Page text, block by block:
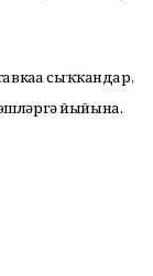
сыҡҡандар,
йыйына.